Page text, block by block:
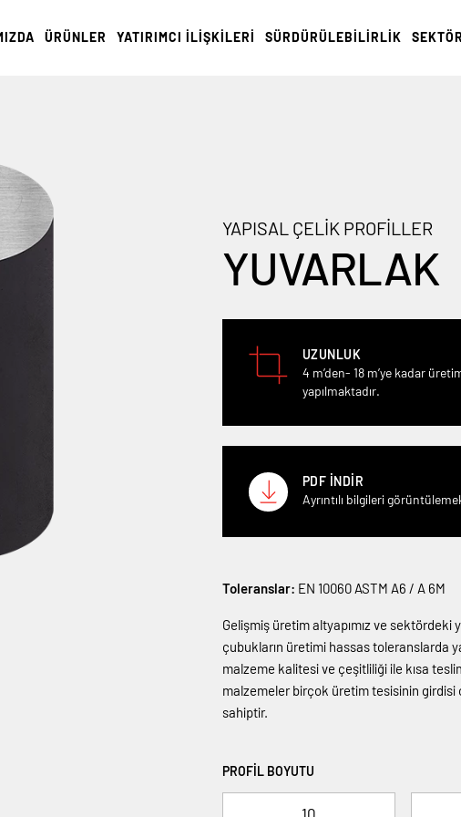
ÜRÜNLER YATIRIMCI İLİŞKİLERİ SÜRDÜRÜLEBİLİRLİK
YAPISAL ÇELİK PROFİLLER
YUVARLAK
UZUNLUK
4 m’den- 18 m’ye kadar
yapılmaktadır.
PDF İNDİR
Ayrıntılı bilgileri
Toleranslar: EN 10060 ASTM A6 / A 6M
Gelişmiş üretim altyapımız ve
çubukların üretimi hassas toleranslarda
malzeme kalitesi ve çeşitliliği ile kısa
malzemeler birçok üretim tesisinin girdisi
sahiptir.
PROFIL BOYUTU
10